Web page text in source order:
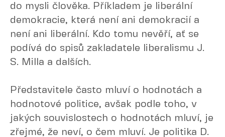
do mysli člověka. Příkladem je liberální
demokracie, která není ani demokracií a
není ani liberální. Kdo tomu nevěří, ať se
podívá do spisů zakladatele liberalismu J.
S. Milla a dalších.
Představitele často mluví o hodnotách a
hodnotové politice, avšak podle toho, v
jakých souvislostech o hodnotách mluví, je
zřejmé, že neví, o čem mluví. Je politika D.